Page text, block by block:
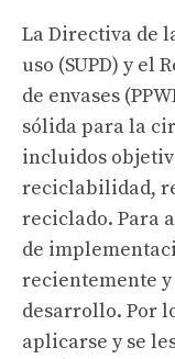
La Directiva de
uso (SUPD) y el
de envases
sólida para la
incluidos
reciclabilidad,
reciclado. Para
de
recientemente y
desarrollo. Por
aplicarse y se